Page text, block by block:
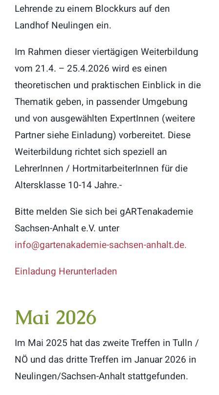
Lehrende zu einem Blockkurs auf den
Landhof Neulingen ein.
Im Rahmen dieser viertägigen Weiterbildung
vom 21.4. – 25.4.2026 wird es einen
theoretischen und praktischen Einblick in die
Thematik geben, in passender Umgebung
und von ausgewählten ExpertInnen (weitere
Partner siehe Einladung) vorbereitet. Diese
Weiterbildung richtet sich speziell an
LehrerInnen / HortmitarbeiterInnen für die
Altersklasse 10-14 Jahre.-
Bitte melden Sie sich bei gARTenakademie
Sachsen-Anhalt e.V. unter
info@gartenakademie-sachsen-anhalt.de.
Einladung Herunterladen
Mai 2026
Im Mai 2025 hat das zweite Treffen in Tulln /
NÖ und das dritte Treffen im Januar 2026 in
Neulingen/Sachsen-Anhalt stattgefunden.